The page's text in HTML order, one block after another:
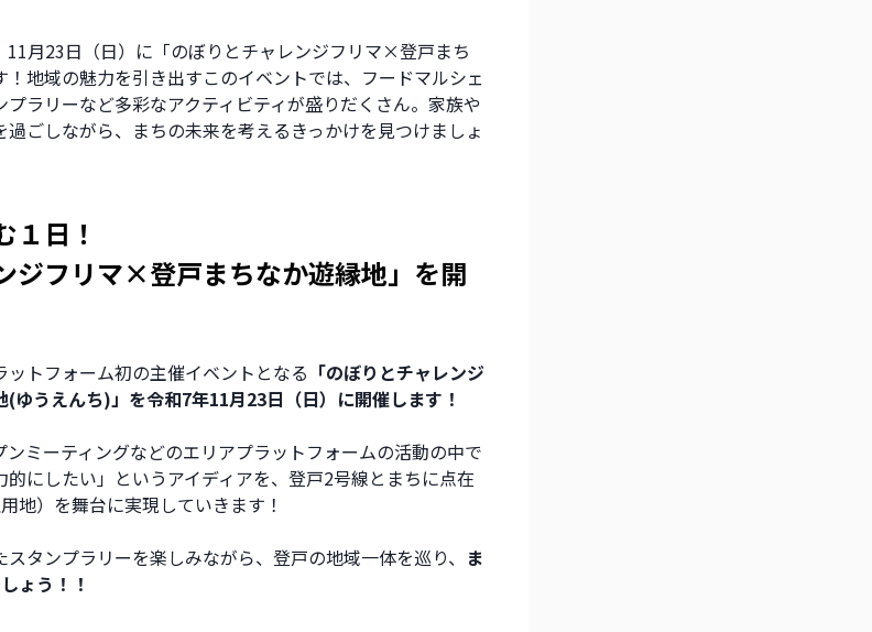
11月23日（日）に「のぼりとチャレンジフリマ×登戸まち
地域の魅力を引き出すこのイベントでは、フードマルシェ
ラリーなど多彩なアクティビティが盛りだくさん。家族や
ごしながら、まちの未来を考えるきっかけを見つけましょ
１日！
ジフリマ×登戸まちなか遊縁地」を開
トフォーム初の主催イベントとなる 「のぼりとチャレンジ
うえんち)」を令和7年11月23日（日）に開催します！
ミーティングなどのエリアプラットフォームの活動の中で
にしたい」というアイディアを、登戸2号線とまちに点在
地）を舞台に実現していきます！
タンプラリーを楽しみながら、登戸の地域一体を巡り、 ま
ょう！！